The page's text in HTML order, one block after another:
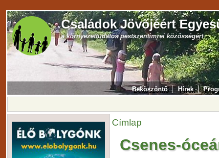
Családok Jövőjéért
a környezettudatos pestszentimrei közösségért
Beköszöntő Hírek
Címlap
Csenes-